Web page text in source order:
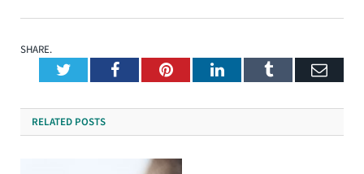
SHARE.
TwitterFacebookPinterestLinkedInTumblr
RELATED POSTS